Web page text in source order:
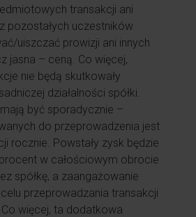
transakcji ani
pozostałych uczestników
uiszczać prowizji ani innych
jasna – ceną. Co więcej,
nie będą skutkowały
działalności spółki.
być sporadycznie –
do przeprowadzenia jest
rocznie. Powstały zysk będzie
w całościowym obrocie
spółkę, a zaangażowanie
przeprowadzania transakcji
więcej, ta dodatkowa